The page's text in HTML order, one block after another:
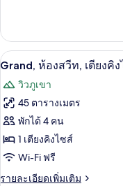
ไซส์
เตียง,
ห้อง
มุม
เกี่ยว
กับ
ห้อง
เตียง
คิง
เตียง,
ห้อง
มุม
เปิด
ภาพถ่าย
ทั้งหมด
ของ
Grand,
ห้อง
สวีท,
5
Grand, ห้องสวีท, เตียงคิง
วิวภูเขา
45 ตารางเมตร
พักได้ 4 คน
1 เตียงคิงไซส์
Wi-Fi ฟรี
รายละเอียดเพิ่มเติม
ราย